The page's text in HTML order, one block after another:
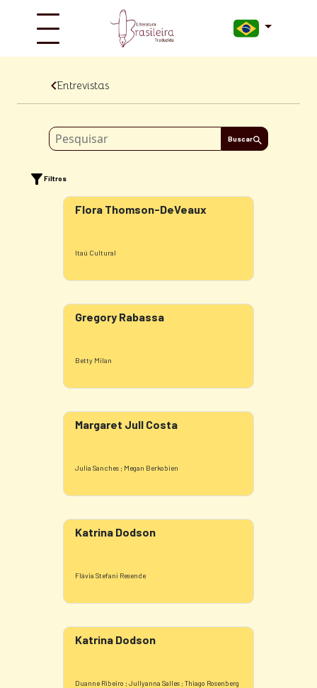
Entrevistas
Buscar
Filtros
Flora Thomson-DeVeaux
Itaú Cultural
Gregory Rabassa
Betty Milan
Margaret Jull Costa
Julia Sanches ; Megan Berkobien
Katrina Dodson
Flávia Stefani Resende
Katrina Dodson
Duanne Ribeiro ; Jullyanna Salles ; Thiago Rosenberg